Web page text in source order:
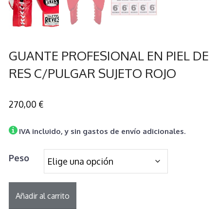
GUANTE PROFESIONAL EN PIEL DE
RES C/PULGAR SUJETO ROJO
270,00 €
IVA incluido, y sin gastos de envío adicionales.
Peso
Añadir al carrito